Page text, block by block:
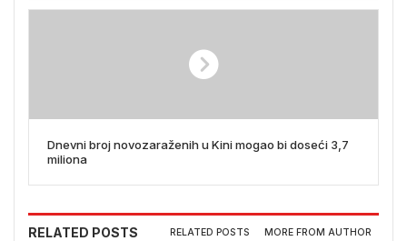
Dnevni broj novozaraženih u Kini mogao bi doseći 3,7
miliona
RELATED POSTS RELATED POSTS MORE FROM AUTHOR